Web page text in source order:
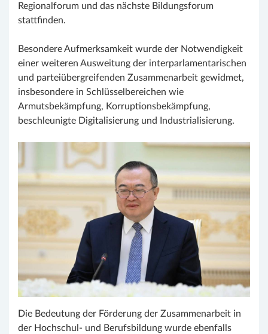
Regionalforum und das nächste Bildungsforum
stattfinden.
Besondere Aufmerksamkeit wurde der Notwendigkeit
einer weiteren Ausweitung der interparlamentarischen
und parteiübergreifenden Zusammenarbeit gewidmet,
insbesondere in Schlüsselbereichen wie
Armutsbekämpfung, Korruptionsbekämpfung,
beschleunigte Digitalisierung und Industrialisierung.
Die Bedeutung der Förderung der Zusammenarbeit in
der Hochschul- und Berufsbildung wurde ebenfalls